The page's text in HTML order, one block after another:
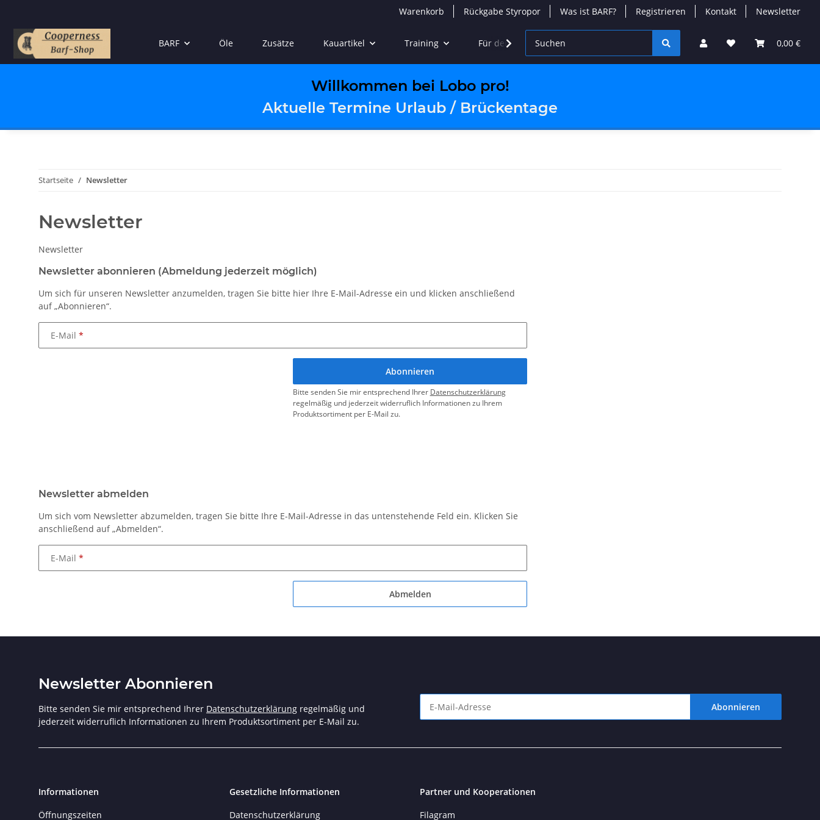
Warenkorb Rückgabe Styropor Was ist BARF? Registrieren Kontakt Newsletter
0,00 €
BARF Öle Zusätze Kauartikel Training Für den Urlaub
Willkommen bei Lobo pro!
Aktuelle Termine Urlaub / Brückentage
Startseite Newsletter
Newsletter
Newsletter
Newsletter abonnieren (Abmeldung jederzeit möglich)
Um sich für unseren Newsletter anzumelden, tragen Sie bitte hier Ihre E-Mail-Adresse ein und klicken anschließend
auf „Abonnieren“.
E-Mail
Abonnieren
Bitte senden Sie mir entsprechend Ihrer Datenschutzerklärung
regelmäßig und jederzeit widerruflich Informationen zu Ihrem
Produktsortiment per E-Mail zu.
Newsletter abmelden
Um sich vom Newsletter abzumelden, tragen Sie bitte Ihre E-Mail-Adresse in das untenstehende Feld ein. Klicken Sie
anschließend auf „Abmelden“.
E-Mail
Abmelden
Newsletter Abonnieren
Bitte senden Sie mir entsprechend Ihrer Datenschutzerklärung regelmäßig und
jederzeit widerruflich Informationen zu Ihrem Produktsortiment per E-Mail zu.
Abonnieren
Informationen
Öffnungszeiten
Gesetzliche Informationen
Datenschutzerklärung
Partner und Kooperationen
Filagram